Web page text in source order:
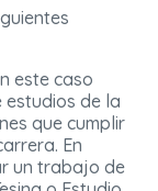
este caso
de la
que cumplir
En
un trabajo de